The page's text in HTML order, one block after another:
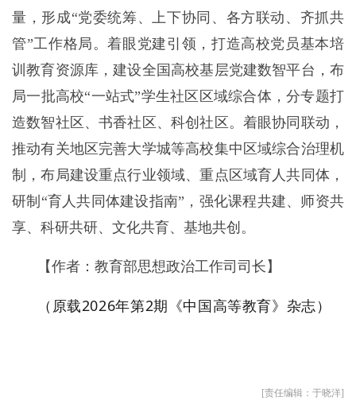
量，形成“党委统筹、上下协同、各方联动、齐抓共
管”工作格局。着眼党建引领，打造高校党员基本培
训教育资源库，建设全国高校基层党建数智平台，布
局一批高校“一站式”学生社区区域综合体，分专题打
造数智社区、书香社区、科创社区。着眼协同联动，
推动有关地区完善大学城等高校集中区域综合治理机
制，布局建设重点行业领域、重点区域育人共同体，
研制“育人共同体建设指南”，强化课程共建、师资共
享、科研共研、文化共育、基地共创。
【作者：教育部思想政治工作司司长】
（原载2026年第2期《中国高等教育》杂志）
[责任编辑：于晓洋]